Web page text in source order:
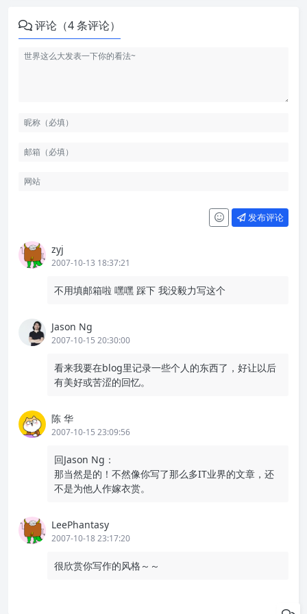
评论（4 条评论）
发布评论
zyj
2007-10-13 18:37:21
不用填邮箱啦 嘿嘿 踩下 我没毅力写这个
Jason Ng
2007-10-15 20:30:00
看来我要在blog里记录一些个人的东西了，好让以后
有美好或苦涩的回忆。
陈 华
2007-10-15 23:09:56
回Jason Ng：
那当然是的！不然像你写了那么多IT业界的文章，还
不是为他人作嫁衣赏。
LeePhantasy
2007-10-18 23:17:20
很欣赏你写作的风格～～